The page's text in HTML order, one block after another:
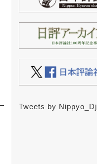
Tweets by Nippyo_Dj